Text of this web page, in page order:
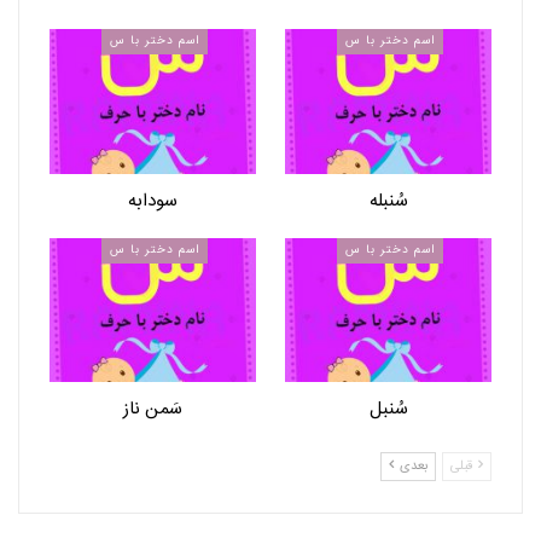
اسم دختر با س
سُنبله
اسم دختر با س
سودابه
اسم دختر با س
سُنبل
اسم دختر با س
سَمن ناز
قبلی بعدی